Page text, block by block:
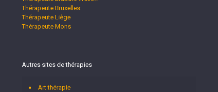
Thérapeute Bruxelles
Thérapeute Liège
Thérapeute Mons
Autres sites de thérapies
Art thérapie